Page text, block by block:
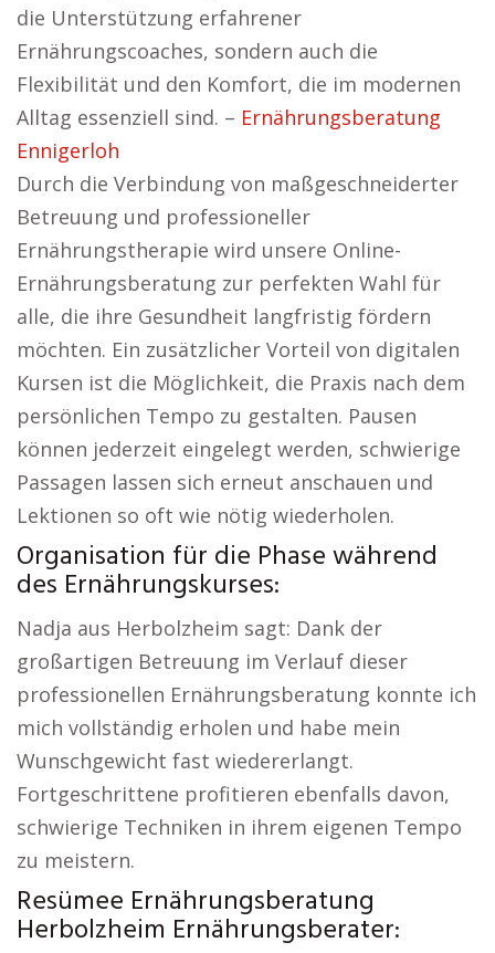
die Unterstützung erfahrener
Ernährungscoaches, sondern auch die
Flexibilität und den Komfort, die im modernen
Alltag essenziell sind. – Ernährungsberatung
Ennigerloh
Durch die Verbindung von maßgeschneiderter
Betreuung und professioneller
Ernährungstherapie wird unsere Online-
Ernährungsberatung zur perfekten Wahl für
alle, die ihre Gesundheit langfristig fördern
möchten. Ein zusätzlicher Vorteil von digitalen
Kursen ist die Möglichkeit, die Praxis nach dem
persönlichen Tempo zu gestalten. Pausen
können jederzeit eingelegt werden, schwierige
Passagen lassen sich erneut anschauen und
Lektionen so oft wie nötig wiederholen.
Organisation für die Phase während
des Ernährungskurses:
Nadja aus Herbolzheim sagt: Dank der
großartigen Betreuung im Verlauf dieser
professionellen Ernährungsberatung konnte ich
mich vollständig erholen und habe mein
Wunschgewicht fast wiedererlangt.
Fortgeschrittene profitieren ebenfalls davon,
schwierige Techniken in ihrem eigenen Tempo
zu meistern.
Resümee Ernährungsberatung
Herbolzheim Ernährungsberater: